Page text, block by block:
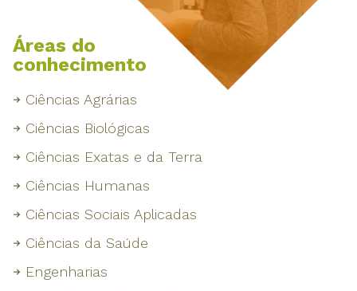
Áreas do
conhecimento
Ciências Agrárias
Ciências Biológicas
Ciências Exatas e da Terra
Ciências Humanas
Ciências Sociais Aplicadas
Ciências da Saúde
Engenharias